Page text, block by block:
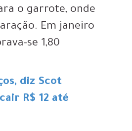
o garrote, onde
Em janeiro
se 1,80
diz Scot
R$ 12 até